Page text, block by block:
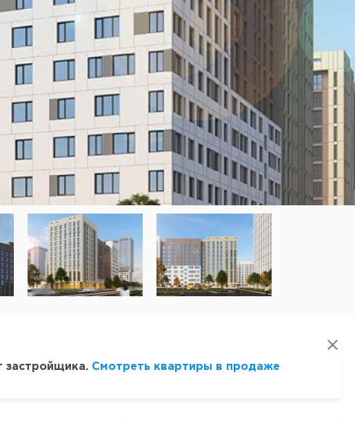
застройщика. Смотреть квартиры в продаже